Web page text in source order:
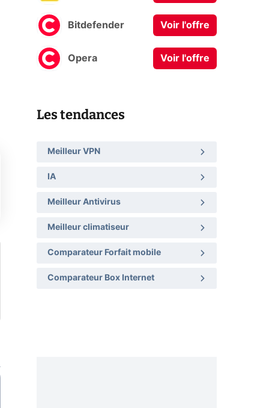
Bitdefender Voir l'offre
Opera Voir l'offre
Les tendances
Meilleur VPN
IA
Meilleur Antivirus
Meilleur climatiseur
Comparateur Forfait mobile
Comparateur Box Internet